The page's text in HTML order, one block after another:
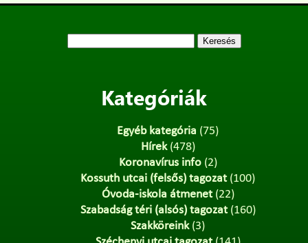
Kategóriák
Egyéb kategória (75)
Hírek(478)
Koronavírus info(2)
Kossuth utcai (felsős) tagozat(100)
Óvoda-iskola átmenet(22)
Szabadság téri (alsós) tagozat(160)
Szakköreink(3)